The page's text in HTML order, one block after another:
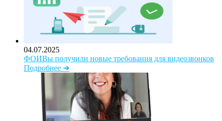
04.07.2025
ФОИВы получили новые требования для видеозвонков
Подробнее ➜